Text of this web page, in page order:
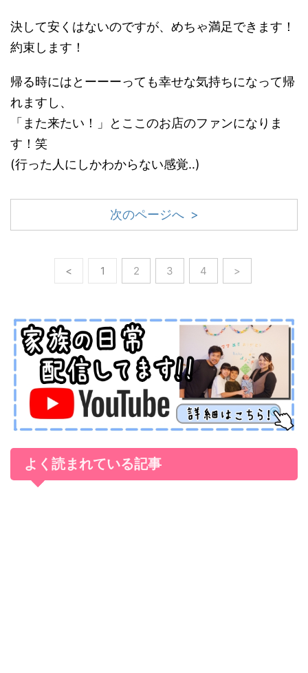
決して安くはないのですが、めちゃ満足できます！
約束します！
帰る時にはとーーーっても幸せな気持ちになって帰
れますし、
「また来たい！」とここのお店のファンになりま
す！笑
(行った人にしかわからない感覚‥)
次のページへ >
< 1 2 3 4 >
よく読まれている記事